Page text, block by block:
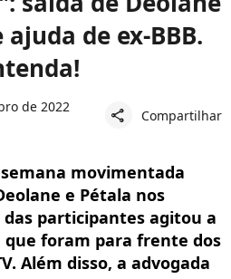
de ex-BBB.
de 2022
share Compartilhar
movimentada
e Pétala nos
participantes agitou a
que foram para frente dos
Além disso, a advogada